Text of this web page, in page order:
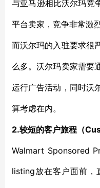
与亚马逊相比沃尔玛竞
平台卖家，竞争非常激
而沃尔玛的入驻要求很
么多。沃尔玛卖家需要
运行广告活动， 同时沃
算考虑在内。
2.较短的客户旅程 （
Walmart Sponsored
listing放在客户面前，